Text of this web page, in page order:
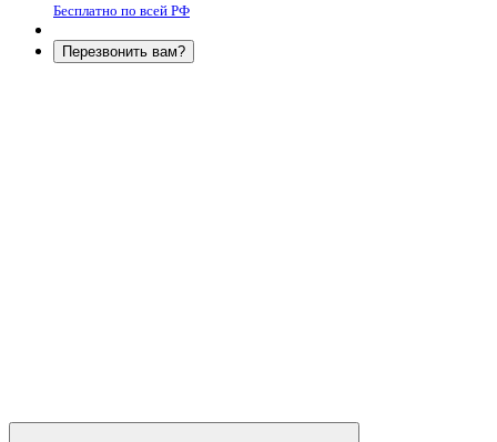
Бесплатно по всей РФ
Перезвонить вам?